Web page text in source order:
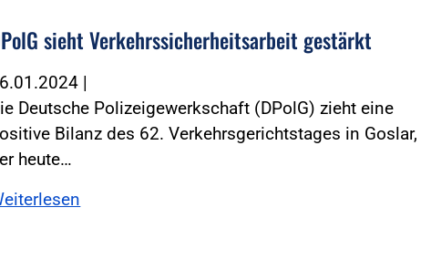
sieht Verkehrssicherheitsarbeit gestärkt
|
Deutsche Polizeigewerkschaft (DPolG) zieht eine
Bilanz des 62. Verkehrsgerichtstages in Goslar,
heute…